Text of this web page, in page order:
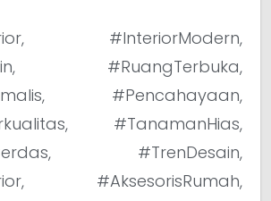
#InteriorModern,
#RuangTerbuka,
#Pencahayaan,
#TanamanHias,
#TrenDesain,
#AksesorisRumah,